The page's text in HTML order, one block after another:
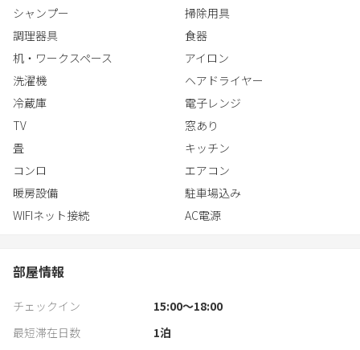
シャンプー
掃除用具
調理器具
食器
机・ワークスペース
アイロン
洗濯機
ヘアドライヤー
冷蔵庫
電子レンジ
TV
窓あり
畳
キッチン
コンロ
エアコン
暖房設備
駐車場込み
WIFIネット接続
AC電源
部屋情報
チェックイン
15:00〜18:00
最短滞在日数
1泊